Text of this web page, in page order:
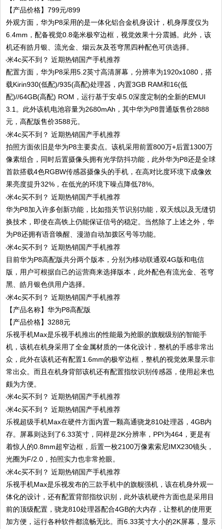
【产品价格】799元/899
外观方面，华为P8采用的是一体化铝合金机身设计，机身厚度仅为
6.4mm，配备视觉0.8毫米极窄边框，视觉效果十分震撼。此外，该
机还有皓月银、流光金、烟云灰及苍穹黑四种配色可供选择。
配置方面，华为P8采用5.2英寸高清屏幕，分辨率为1920x1080，搭
载Kirin930(低配)/935(高配)处理器，内置3GB RAM和16(低
配)//64GB(高配) ROM，运行基于安卓5.0深度定制的全新的EMUI
3.1。此外该机电池容量为2680mAh，其中华为P8普通版售价2888
元，高配版售价3588元。
拍照方面依旧是华为P8主要卖点。该机采用前置800万+后置1300万
像素组合，同时后置摄像头拥有光学防抖功能，此外华为P8还是全球
首款搭载4色RGBW传感器摄像头的手机，在高对比度环境下成像效
果亮度提升32%，在低光的环境下噪点降低78%。
华为P8加入许多创新功能，比如指关节识别功能，双天线以及无缝切
换技术，即使在高铁上仍能保证信号的稳定。当然除了上述之外，华
为P8还拥有语音唤醒、漫游自动加拨区号等功能。
目前华为P8高配版共分两个版本，分别为移动联通双4G版和电信
版，用户可根据自己的运营商来选择版本，此外配色有流光金、苍穹
黑、皓月银色供用户选择。
【产品名称】华为P8高配版
【产品价格】3288元
乐视手机Max是乐视手机推出的性能最为抢眼的旗舰级别的智能手
机，该机在机身采用了全金属材质的一体化设计，整机的手感非常出
众，此外在该机还有配置1.6mm的极窄边框，整机的视觉效果显示非
常出众。而且在机身背部该机还有配置指纹识别传感器，使用起来也
颇为方便。
乐视超级手机Max在硬件方面内置一颗高通骁龙810处理器，4GB内
存。屏幕则达到了6.33英寸，同样是2K分辨率，PPI为464，更是有
着惊人的0.8mm超窄边框，后置一枚2100万像素索尼IMX230镜头，
光圈为F/2.0，拍照实力也非常抢眼。
乐视手机Max是乐视发布的三款手机中的旗舰强机，该在机身外观一
体化的设计，还有配置背部指纹识别，此外该机硬件方面也是采用目
前的顶级配置，骁龙810处理器配合4GB的大内存，让整机的使用更
加方便，运行各种软件都流畅无比。而6.33英寸大小的2K屏幕，显示